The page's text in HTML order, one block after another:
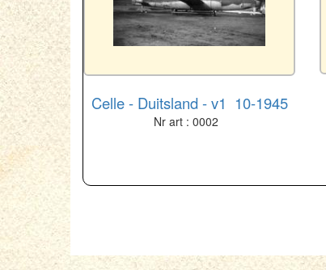
Celle - Duitsland - v1 10-1945
Nr art : 0002